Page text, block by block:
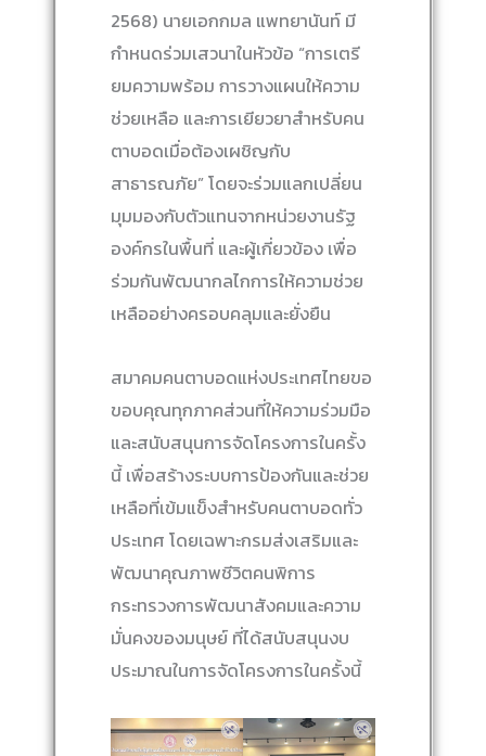
2568) นายเอกกมล แพทยานันท์ มี
กำหนดร่วมเสวนาในหัวข้อ “การเตรี
ยมความพร้อม การวางแผนให้ความ
ช่วยเหลือ และการเยียวยาสำหรับคน
ตาบอดเมื่อต้องเผชิญกับ
สาธารณภัย” โดยจะร่วมแลกเปลี่ยน
มุมมองกับตัวแทนจากหน่วยงานรัฐ
องค์กรในพื้นที่ และผู้เกี่ยวข้อง เพื่อ
ร่วมกันพัฒนากลไกการให้ความช่วย
เหลืออย่างครอบคลุมและยั่งยืน
สมาคมคนตาบอดแห่งประเทศไทยขอ
ขอบคุณทุกภาคส่วนที่ให้ความร่วมมือ
และสนับสนุนการจัดโครงการในครั้ง
นี้ เพื่อสร้างระบบการป้องกันและช่วย
เหลือที่เข้มแข็งสำหรับคนตาบอดทั่ว
ประเทศ โดยเฉพาะกรมส่งเสริมและ
พัฒนาคุณภาพชีวิตคนพิการ
กระทรวงการพัฒนาสังคมและความ
มั่นคงของมนุษย์ ที่ได้สนับสนุนงบ
ประมาณในการจัดโครงการในครั้งนี้